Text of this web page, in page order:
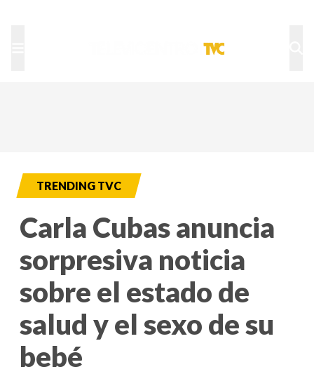
TRENDING TVC
Carla Cubas anuncia
sorpresiva noticia
sobre el estado de
salud y el sexo de su
bebé